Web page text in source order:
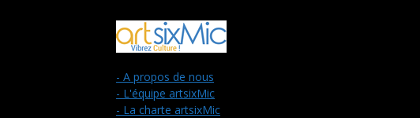
- A propos de nous
- L'équipe artsixMic
- La charte artsixMic